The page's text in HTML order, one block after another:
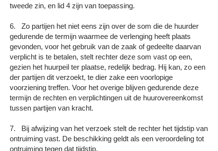
tweede zin, en lid 4 zijn van toepassing.
6. Zo partijen het niet eens zijn over de som die de huurder
gedurende de termijn waarmee de verlenging heeft plaats
gevonden, voor het gebruik van de zaak of gedeelte daarvan
verplicht is te betalen, stelt rechter deze som vast op een,
gezien het huurpeil ter plaatse, redelijk bedrag. Hij kan, zo een
der partijen dit verzoekt, te dier zake een voorlopige
voorziening treffen. Voor het overige blijven gedurende deze
termijn de rechten en verplichtingen uit de huurovereenkomst
tussen partijen van kracht.
7. Bij afwijzing van het verzoek stelt de rechter het tijdstip van
ontruiming vast. De beschikking geldt als een veroordeling tot
ontruiming tegen dat tijdstip.